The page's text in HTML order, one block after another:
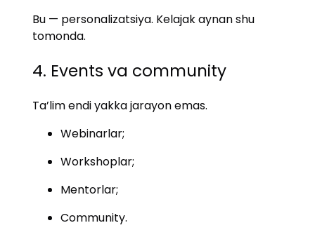
Bu — personalizatsiya. Kelajak aynan shu
tomonda.
4. Events va community
Ta’lim endi yakka jarayon emas.
Webinarlar;
Workshoplar;
Mentorlar;
Community.